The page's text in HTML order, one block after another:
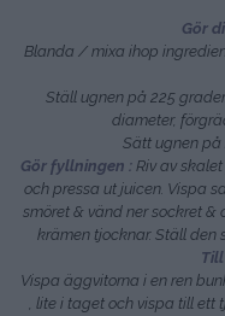
Gör
Blanda / mixa ihop
Ställ ugnen på 225
diameter,
Sätt ugnen på
Gör fyllningen :Riv av
och pressa ut juicen. Vispa
smöret & vänd ner sockret
krämen tjocknar. Ställ den
Vispa äggvitorna i en ren
, lite i taget och vispa till ett